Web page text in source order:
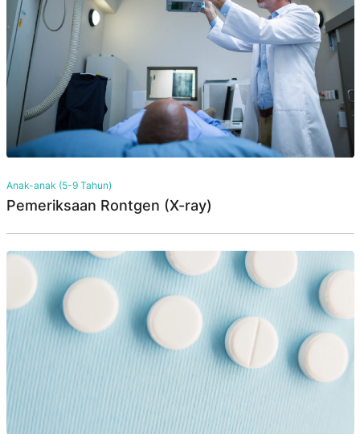
Anak-anak (5-9 Tahun)
Pemeriksaan Rontgen (X-ray)